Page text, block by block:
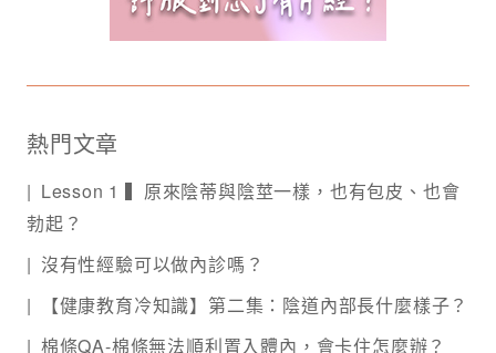
熱門文章
Lesson 1 ▍原來陰蒂與陰莖一樣，也有包皮、也會
勃起？
沒有性經驗可以做內診嗎？
【健康教育冷知識】第二集：陰道內部長什麼樣子？
棉條QA-棉條無法順利置入體內，會卡住怎麼辦？